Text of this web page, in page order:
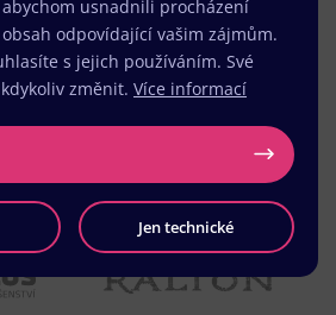
abychom usnadnili procházení
odpovídající vašim zájmům.
s jejich používáním. Své
změnit. Více informací
Jen technické